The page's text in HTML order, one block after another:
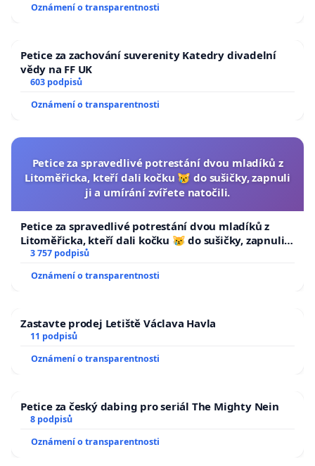
Oznámení o transparentnosti
Petice za zachování suverenity Katedry divadelní
vědy na FF UK
603 podpisů
Oznámení o transparentnosti
Petice za spravedlivé potrestání dvou mladíků z
Litoměřicka, kteří dali kočku 😿 do sušičky, zapnuli
ji a umírání zvířete natočili.
Petice za spravedlivé potrestání dvou mladíků z
Litoměřicka, kteří dali kočku 😿 do sušičky, zapnuli ji
a umírání zvířete natočili.
3 757 podpisů
Oznámení o transparentnosti
Zastavte prodej Letiště Václava Havla
11 podpisů
Oznámení o transparentnosti
Petice za český dabing pro seriál The Mighty Nein
8 podpisů
Oznámení o transparentnosti